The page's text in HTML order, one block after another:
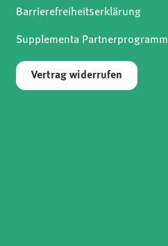
Barrierefreiheitserklärung
Supplementa Partnerprogramm
Vertrag widerrufen